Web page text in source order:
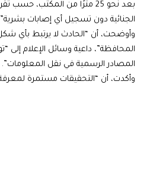
بعد نحو 25 مترًا من المكتب،
الجنائية دون تسجيل أي إصابات
وأوضحت، أن “الحادث لا يرتبط بأي
المحافظة”، داعية وسائل الإعلام إلى
المصادر الرسمية في نقل المعلومات”.
وأكدت، أن “التحقيقات مستمرة لمعرفة